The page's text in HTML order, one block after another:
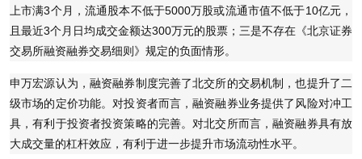
上市满3个月，流通股本不低于5000万股或流通市值不低于10亿元，
且最近3个月日均成交金额达300万元的股票；三是不存在《北京证券
交易所融资融券交易细则》规定的负面情形。
申万宏源认为，融资融券制度完善了北交所的交易机制，也提升了二
级市场的定价功能。对投资者而言，融资融券业务提供了风险对冲工
具，有利于投资者投资策略的完善。对北交所而言，融资融券具有放
大成交量的杠杆效应，有利于进一步提升市场流动性水平。